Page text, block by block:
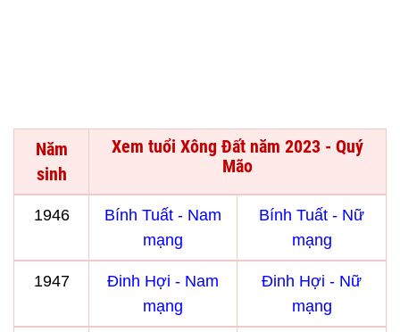
Năm
sinh
Xem tuổi Xông Đất năm 2023 - Quý
Mão
1946
Bính Tuất - Nam
mạng
Bính Tuất - Nữ
mạng
1947
Đinh Hợi - Nam
mạng
Đinh Hợi - Nữ
mạng